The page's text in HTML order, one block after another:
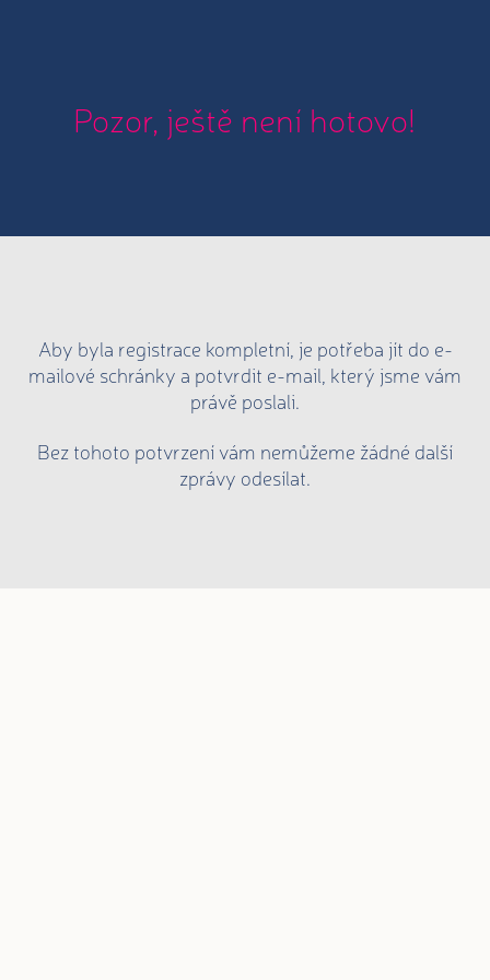
Pozor, ještě není hotovo!
Aby byla registrace kompletní, je potřeba jít do e-
mailové schránky a potvrdit e-mail, který jsme vám
právě poslali.
Bez tohoto potvrzení vám nemůžeme žádné další
zprávy odesílat.